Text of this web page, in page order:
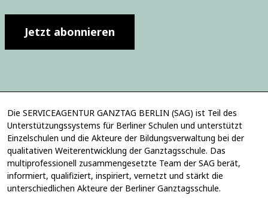
E
M
a
A
d
r
l
g
Jetzt abonnieren
Die SERVICEAGENTUR GANZTAG BERLIN (SAG) ist Teil des
Unterstützungssystems für Berliner Schulen und unterstützt
Einzelschulen und die Akteure der Bildungsverwaltung bei der
qualitativen Weiterentwicklung der Ganztagsschule. Das
multiprofessionell zusammengesetzte Team der SAG berät,
informiert, qualifiziert, inspiriert, vernetzt und stärkt die
unterschiedlichen Akteure der Berliner Ganztagsschule.